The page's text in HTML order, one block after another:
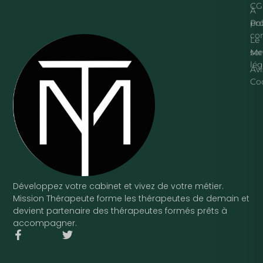
Développez votre cabinet et vivez de votre métier.
Mission Thérapeute forme les thérapeutes de demain et
devient partenaire des thérapeutes formés prêts à
accompagner.
F
T
À
Le